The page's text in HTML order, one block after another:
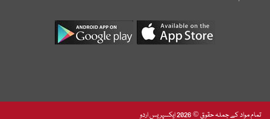
تمام مواد کے جملہ حقوق © 2026 ایکسپریس اردو